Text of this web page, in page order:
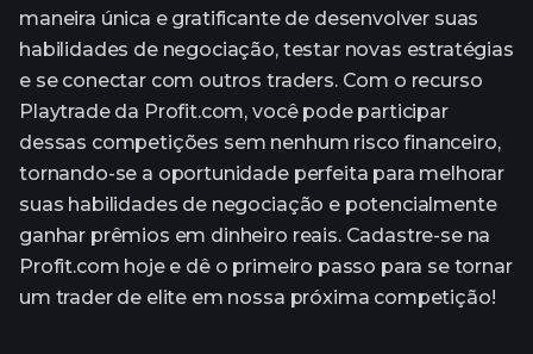
maneira única e gratificante de desenvolver suas
habilidades de negociação, testar novas estratégias
e se conectar com outros traders. Com o recurso
Playtrade da Profit.com, você pode participar
dessas competições sem nenhum risco financeiro,
tornando-se a oportunidade perfeita para melhorar
suas habilidades de negociação e potencialmente
ganhar prêmios em dinheiro reais. Cadastre-se na
Profit.com hoje e dê o primeiro passo para se tornar
um trader de elite em nossa próxima competição!